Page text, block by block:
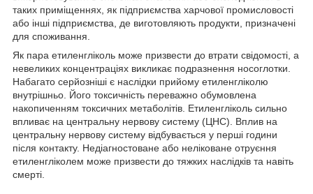
таких приміщеннях, як підприємства харчової промисловості
або інші підприємства, де виготовляють продукти, призначені
для споживання.
Як пара етиленгліколь може призвести до втрати свідомості, а
невеликих концентраціях викликає подразнення носоглотки.
Набагато серйозніші є наслідки прийому етиленгліколю
внутрішньо. Його токсичність переважно обумовлена
накопиченням токсичних метаболітів. Етиленгліколь сильно
впливає на центральну нервову систему (ЦНС). Вплив на
центральну нервову систему відбувається у перші години
після контакту. Недіагностоване або неліковане отруєння
етиленгліколем може призвести до тяжких наслідків та навіть
смерті.